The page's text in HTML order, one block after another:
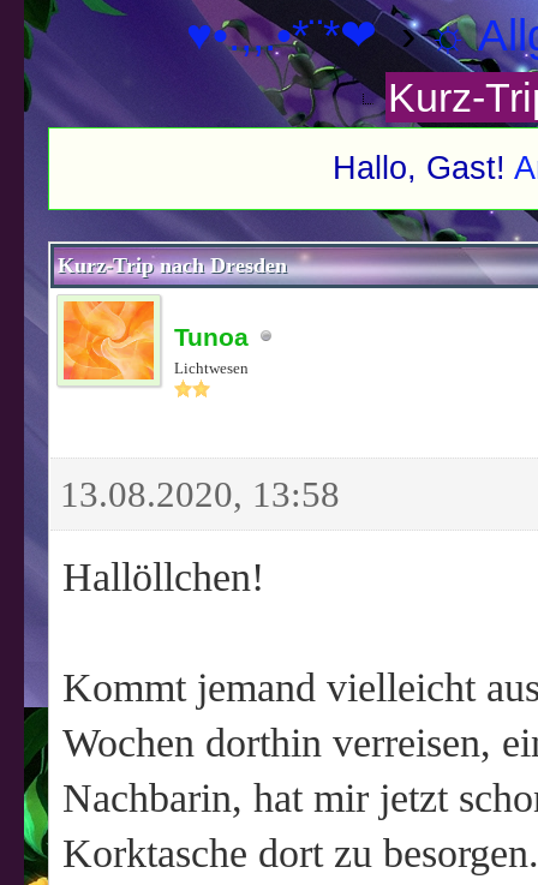
♥•.,,.•*¨*❤›☼
Kurz-
Hallo, Gast!
Kurz-Trip nach Dresden
Tunoa
Lichtwesen
13.08.2020, 13:58
Hallöllchen!
Kommt jemand vielleicht
Wochen dorthin verreisen,
Nachbarin, hat mir jetzt
Korktasche dort zu